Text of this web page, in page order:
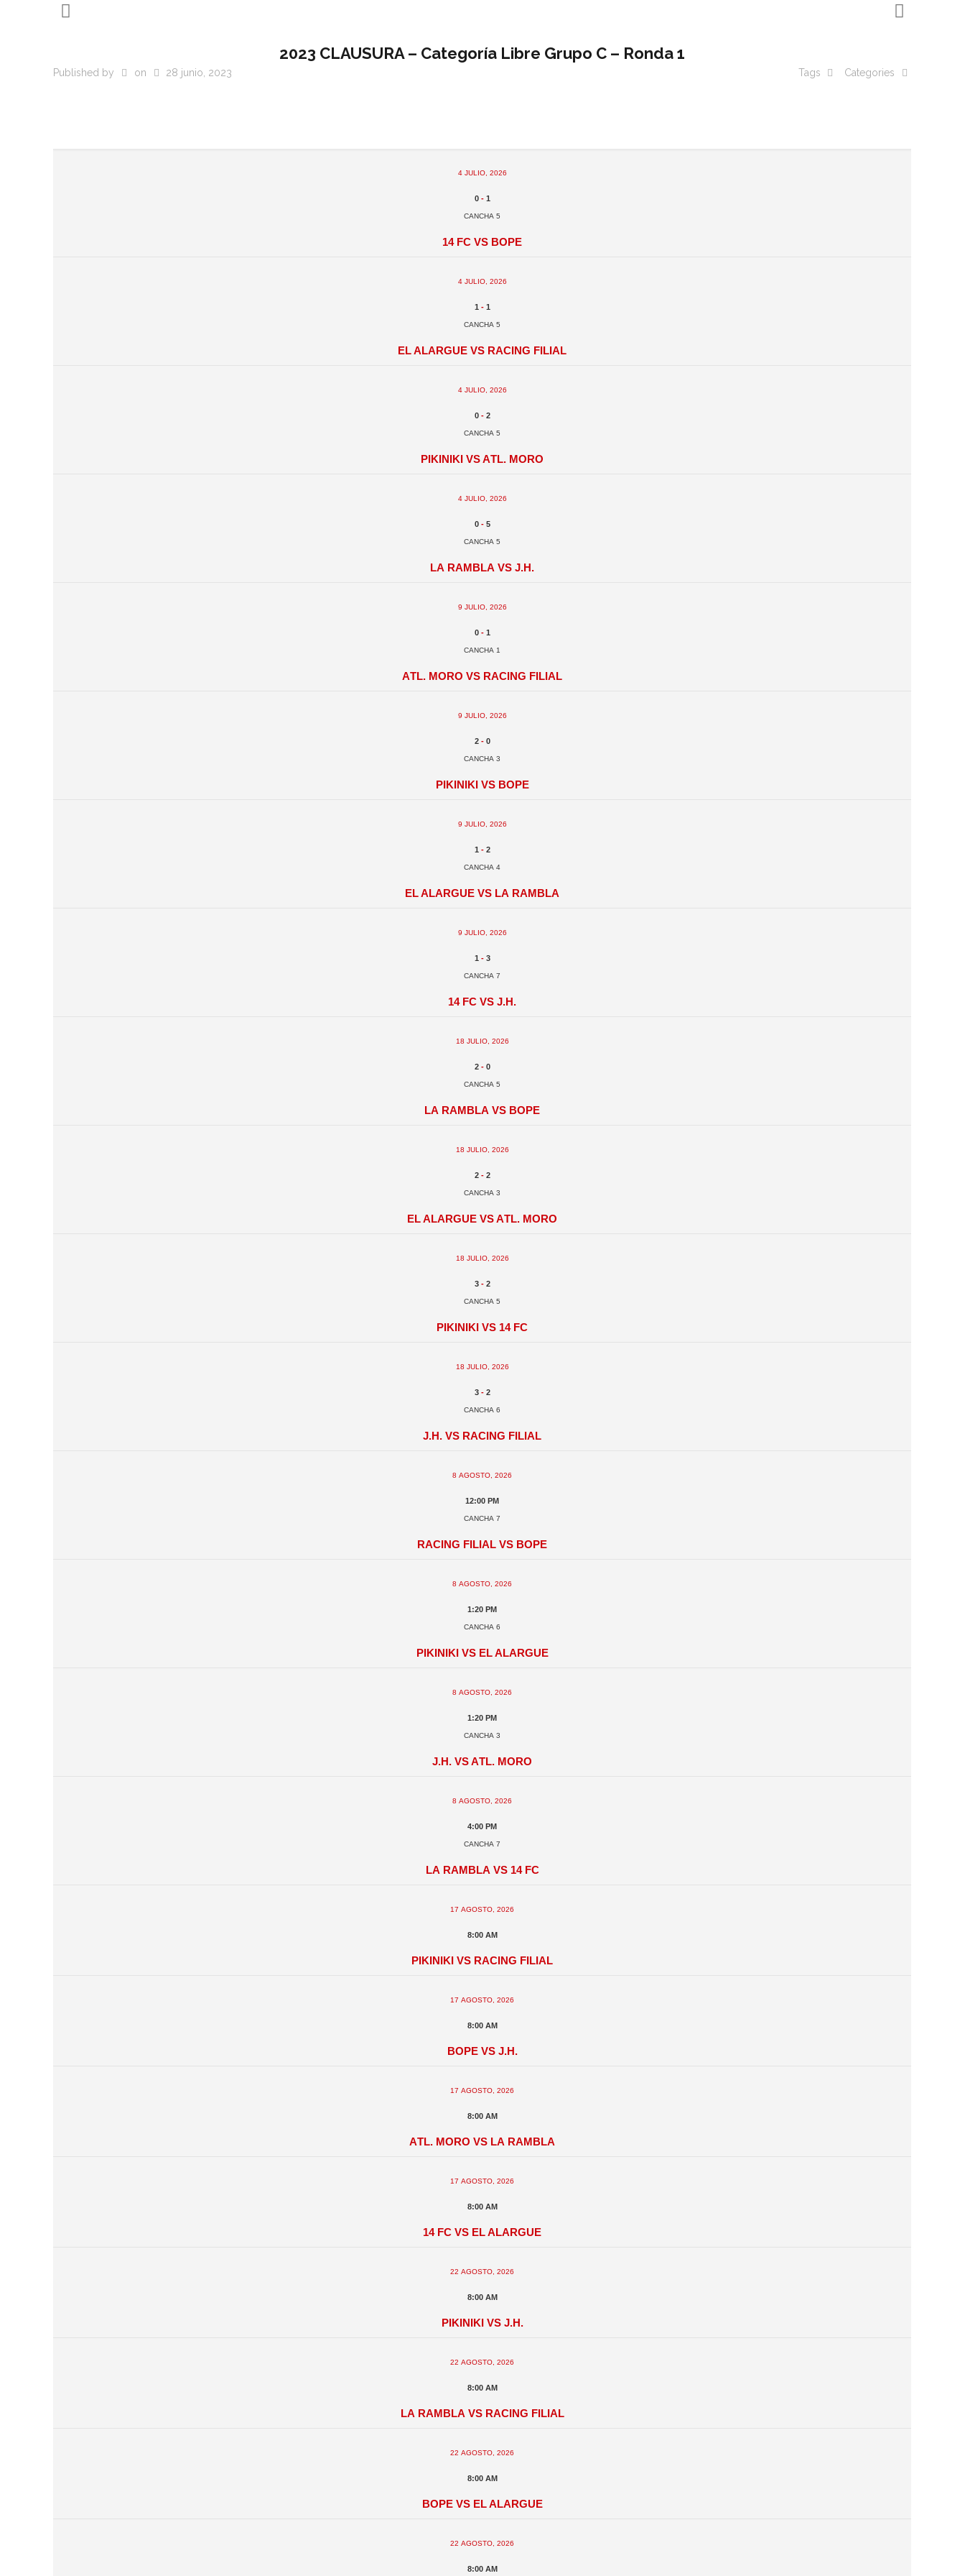
2023 CLAUSURA – Categoría Libre Grupo C – Ronda 1
Published by on 28 junio, 2023 Categories
Tags
4 julio, 2026
0-1
Cancha 5
14 FC vs BOPE
4 julio, 2026
1 -1
Cancha 5
El Alargue vs Racing Filial
4 julio, 2026
0-2
Cancha 5
Pikiniki vs Atl. Moro
4 julio, 2026
0-5
Cancha 5
La Rambla vs J.H.
9 julio, 2026
0-1
Cancha 1
Atl. Moro vs Racing Filial
9 julio, 2026
2-0
Cancha 3
Pikiniki vs BOPE
9 julio, 2026
1 -2
Cancha 4
El Alargue vs La Rambla
9 julio, 2026
1 -3
Cancha 7
14 FC vs J.H.
18 julio, 2026
2-0
Cancha 5
La Rambla vs BOPE
18 julio, 2026
2-2
Cancha 3
El Alargue vs Atl. Moro
18 julio, 2026
3-2
Cancha 5
Pikiniki vs 14 FC
18 julio, 2026
3-2
Cancha 6
J.H. vs Racing Filial
8 agosto, 2026
12:00 pm
Cancha 7
Racing Filial vs BOPE
8 agosto, 2026
1:20 pm
Cancha 6
Pikiniki vs El Alargue
8 agosto, 2026
1:20 pm
Cancha 3
J.H. vs Atl. Moro
8 agosto, 2026
4:00 pm
Cancha 7
La Rambla vs 14 FC
17 agosto, 2026
8:00 am
Pikiniki vs Racing Filial
17 agosto, 2026
8:00 am
BOPE vs J.H.
17 agosto, 2026
8:00 am
Atl. Moro vs La Rambla
17 agosto, 2026
8:00 am
14 FC vs El Alargue
22 agosto, 2026
8:00 am
Pikiniki vs J.H.
22 agosto, 2026
8:00 am
La Rambla vs Racing Filial
22 agosto, 2026
8:00 am
BOPE vs El Alargue
22 agosto, 2026
8:00 am